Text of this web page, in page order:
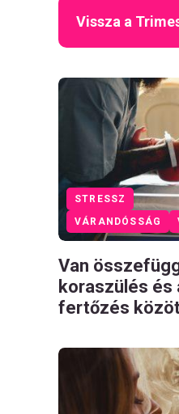
Vissza a
VÁRANDÓSSÁG
STRESSZ
Van
koraszülés és
fertőzés